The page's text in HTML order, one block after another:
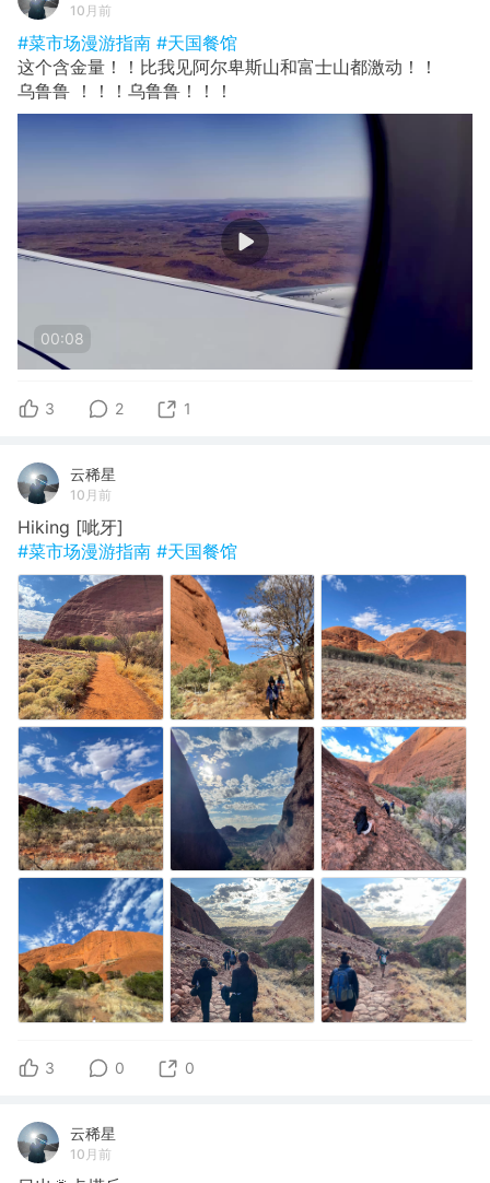
10月前
#菜市场漫游指南 #天国餐馆
这个含金量！！比我见阿尔卑斯山和富士山都激动！！
乌鲁鲁 ！！！乌鲁鲁！！！
00:08
3 2 1
云稀星
10月前
Hiking [呲牙]
#菜市场漫游指南 #天国餐馆
3 0 0
云稀星
10月前